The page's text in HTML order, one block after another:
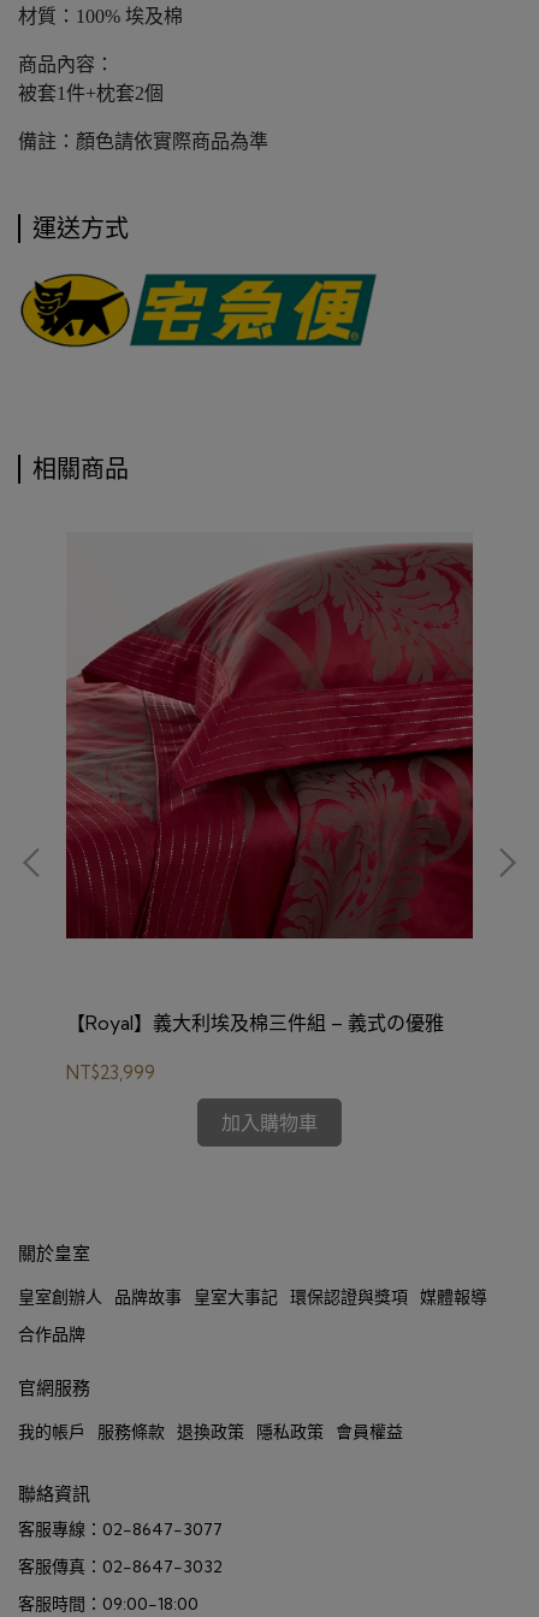
材質：100% 埃及棉
商品內容：
被套1件+枕套2個
備註：顏色請依實際商品為準
運送方式
相關商品
【Royal】義大利埃及棉三件組 – 義式の優雅
NT$23,999
加入購物車
關於皇室
皇室創辦人 品牌故事 皇室大事記 環保認證與獎項 媒體報導
合作品牌
官網服務
我的帳戶 服務條款 退換政策 隱私政策 會員權益
聯絡資訊
客服專線：02-8647-3077
客服傳真：02-8647-3032
客服時間：09:00-18:00